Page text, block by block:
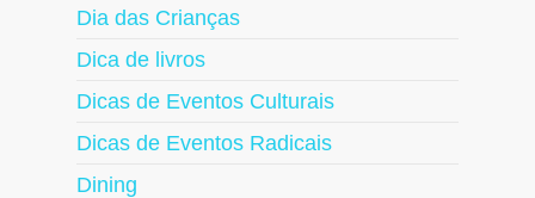
Dia das Crianças
Dica de livros
Dicas de Eventos Culturais
Dicas de Eventos Radicais
Dining